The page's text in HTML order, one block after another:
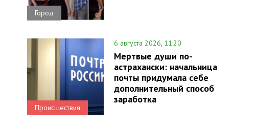
Город
Происшествия
6 августа 2026, 11:20
Мертвые души по-
астрахански: начальница
почты придумала себе
дополнительный способ
заработка